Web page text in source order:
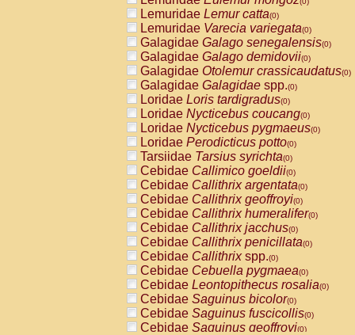
Lemuridae Lemur catta(0)
Lemuridae Varecia variegata(0)
Galagidae Galago senegalensis(0)
Galagidae Galago demidovii(0)
Galagidae Otolemur crassicaudatus(0)
Galagidae Galagidae spp.(0)
Loridae Loris tardigradus(0)
Loridae Nycticebus coucang(0)
Loridae Nycticebus pygmaeus(0)
Loridae Perodicticus potto(0)
Tarsiidae Tarsius syrichta(0)
Cebidae Callimico goeldii(0)
Cebidae Callithrix argentata(0)
Cebidae Callithrix geoffroyi(0)
Cebidae Callithrix humeralifer(0)
Cebidae Callithrix jacchus(0)
Cebidae Callithrix penicillata(0)
Cebidae Callithrixspp.(0)
Cebidae Cebuella pygmaea(0)
Cebidae Leontopithecus rosalia(0)
Cebidae Saguinus bicolor(0)
Cebidae Saguinus fuscicollis(0)
Cebidae Saguinus geoffroyi(0)